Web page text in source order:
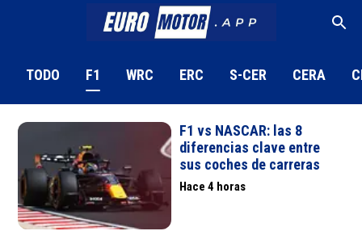
TODO F1 WRC ERC S-CER CERA
F1 vs NASCAR: las 8
diferencias clave entre
sus coches de carreras
Hace 4 horas